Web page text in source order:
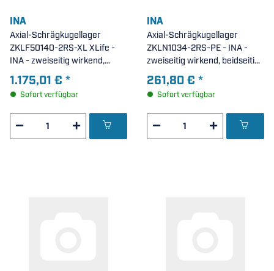
INA
Axial-Schrägkugellager
ZKLF50140-2RS-XL XLife -
INA - zweiseitig wirkend,
anschraubbar, beidseitig
Lippendichtung (
50x140x54mm )
1.175,01 € *
Sofort verfügbar
INA
Axial-Schrägkugellager
ZKLN1034-2RS-PE - INA -
zweiseitig wirkend, beidseitig
Lippendichtung, erweiterte
Toleranzen ( 10x34x20mm )
261,80 € *
Sofort verfügbar